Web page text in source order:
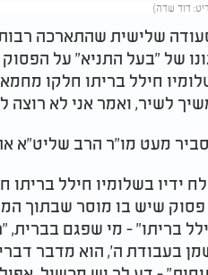
דוד שדה)
שלישית שהתארכה
של "בעל התניא" על
חילל בריתו חלקו
לשיר, ואמר אני לא רוצה
מעט מו"ר הרב שליט"א
ידיו בשלומיו חילל בריתו
פסוק שיש בו מוסר שבתוך
בריתו" - מי שפגם בברית,
בעבודת ה', הוא מדבר